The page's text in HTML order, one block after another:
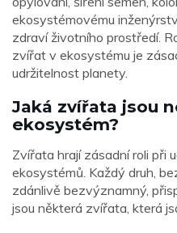
ekosystémovému
zdraví životního prostředí.
zvířat v ekosystému je
udržitelnost planety.
Jaká zvířata jsou
ekosystém?
Zvířata hrají zásadní roli při
ekosystémů. Každý druh,
zdánlivě bezvýznamný,
jsou některá zvířata, která